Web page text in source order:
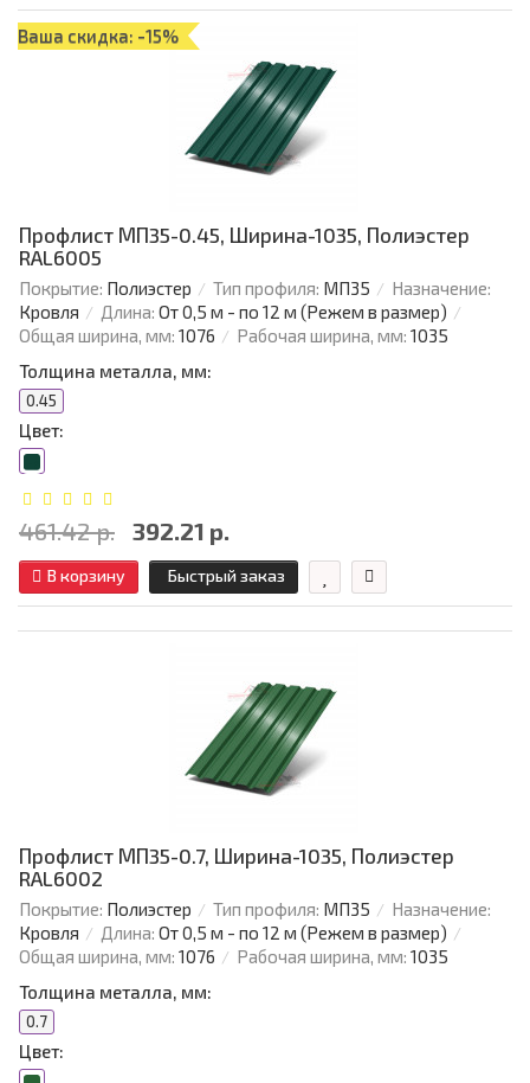
Ваша скидка: -15%
Профлист МП35-0.45, Ширина-1035, Полиэстер
RAL6005
Покрытие: Полиэстер Тип профиля: МП35
Назначение:
Кровля
Длина: От 0,5 м - по 12 м (Режем в размер)
Общая ширина, мм: 1076 Рабочая ширина, мм: 1035
Толщина металла, мм:
0.45
Цвет:
461.42 р. 392.21 р.
В корзину Быстрый заказ
Профлист МП35-0.7, Ширина-1035, Полиэстер
RAL6002
Покрытие: Полиэстер Тип профиля: МП35
Назначение:
Кровля
Длина: От 0,5 м - по 12 м (Режем в размер)
Общая ширина, мм: 1076 Рабочая ширина, мм: 1035
Толщина металла, мм:
0.7
Цвет: